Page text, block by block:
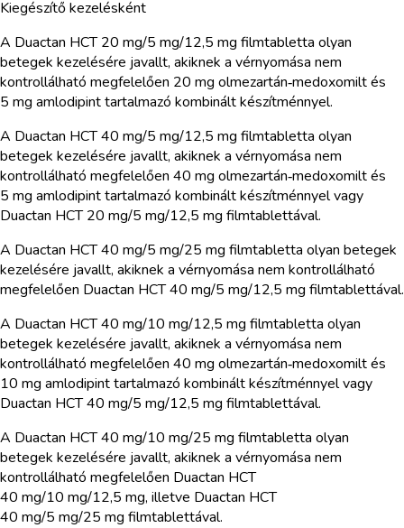
Kiegészítő kezelésként
A Duactan HCT 20 mg/5 mg/12,5 mg filmtabletta olyan
betegek kezelésére javallt, akiknek a vérnyomása nem
kontrollálható megfelelően 20 mg olmezartán‑medoxomilt és
5 mg amlodipint tartalmazó kombinált készítménnyel.
A Duactan HCT 40 mg/5 mg/12,5 mg filmtabletta olyan
betegek kezelésére javallt, akiknek a vérnyomása nem
kontrollálható megfelelően 40 mg olmezartán‑medoxomilt és
5 mg amlodipint tartalmazó kombinált készítménnyel vagy
Duactan HCT 20 mg/5 mg/12,5 mg filmtablettával.
A Duactan HCT 40 mg/5 mg/25 mg filmtabletta olyan betegek
kezelésére javallt, akiknek a vérnyomása nem kontrollálható
megfelelően Duactan HCT 40 mg/5 mg/12,5 mg filmtablettával.
A Duactan HCT 40 mg/10 mg/12,5 mg filmtabletta olyan
betegek kezelésére javallt, akiknek a vérnyomása nem
kontrollálható megfelelően 40 mg olmezartán‑medoxomilt és
10 mg amlodipint tartalmazó kombinált készítménnyel vagy
Duactan HCT 40 mg/5 mg/12,5 mg filmtablettával.
A Duactan HCT 40 mg/10 mg/25 mg filmtabletta olyan
betegek kezelésére javallt, akiknek a vérnyomása nem
kontrollálható megfelelően Duactan HCT
40 mg/10 mg/12,5 mg, illetve Duactan HCT
40 mg/5 mg/25 mg filmtablettával.